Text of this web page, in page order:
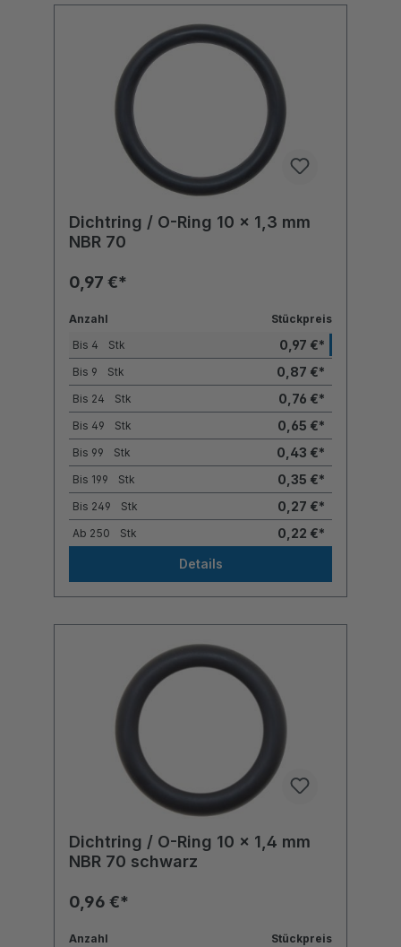
Dichtring / O-Ring 10 x 1,3 mm
NBR 70
0,97 €*
Anzahl
Stückpreis
Bis 4 Stk 0,97 €*
Bis 9 Stk 0,87 €*
Bis 24 Stk 0,76 €*
Bis 49 Stk 0,65 €*
Bis 99 Stk 0,43 €*
Bis 199 Stk 0,35 €*
Bis 249 Stk 0,27 €*
Ab 250 Stk
0,22 €*
Details
Dichtring / O-Ring 10 x 1,4 mm
NBR 70 schwarz
0,96 €*
Anzahl
Stückpreis